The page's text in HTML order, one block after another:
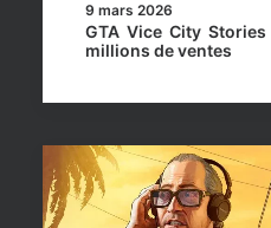
9 mars 2026
GTA Vice City
millions de ventes